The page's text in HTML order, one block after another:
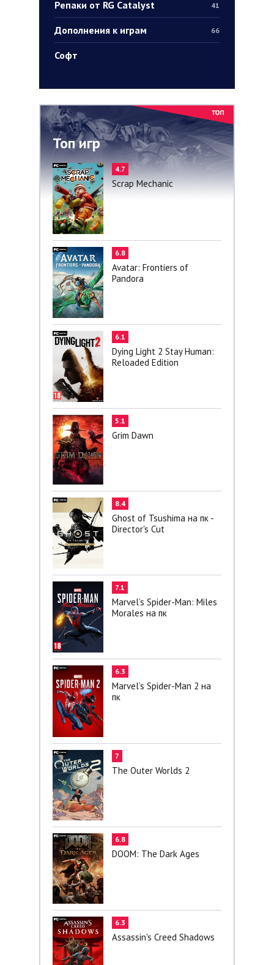
Репаки от RG Catalyst 41
Дополнения к играм 66
Софт
Топ игр
4.7
Scrap Mechanic
6.8
Avatar: Frontiers of
Pandora
6.1
Dying Light 2 Stay Human:
Reloaded Edition
5.1
Grim Dawn
8.4
Ghost of Tsushima на пк -
Director's Cut
7.1
Marvel’s Spider-Man: Miles
Morales на пк
6.3
Marvel’s Spider-Man 2 на
пк
7
The Outer Worlds 2
6.8
DOOM: The Dark Ages
6.3
Assassin's Creed Shadows